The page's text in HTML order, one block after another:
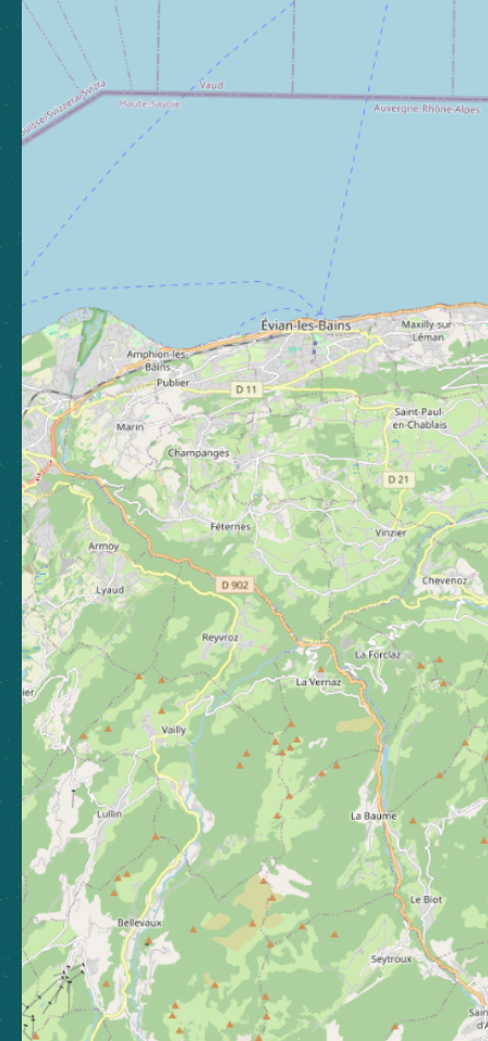
Nous contacter
Nos bureaux Nos stations
Abonnez-vous pour rester
informé, et continuer à vibrer !
S'abonner
Boutique
Espace presseEspace pro
Brochures
Toutes les brochures